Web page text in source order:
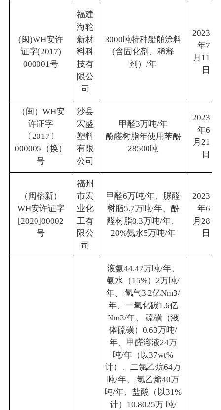
(闽)WH安许
证字(2017)
000001号
福建
海轮
新材
料科
技有
限公
司
3000吨特种船舶涂料
(含固化剂、稀释
剂）/年
2023
年7
月11
日
（闽）WH安
许证字
〔2017〕
000005（换）
号
沙县
宏盛
塑料
有限
公司
甲醛3万吨/年
酚醛树脂年使用苯酚
28500吨
2023
年6
月21
日
（闽榕新）
WH安许证字
[2020]00002
号
福州
市宏
业化
工有
限公
司
甲醛6万吨/年、脲醛
树脂5.7万吨/年、酚
醛树脂0.3万吨/年、
20%氨水5万吨/年
2023
年6
月28
日
液氨44.47万吨/年、
氨水（15%）2万吨/
年、 氢气3.2亿Nm3/
年、一氧化碳1.6亿
Nm3/年、 硫磺（液
体硫磺）0.63万吨/
年、甲醛溶液24万
吨/年（以37wt%
计）、二氯乙烷64万
吨/年、 氯乙烯40万
吨/年、盐酸（以31%
计）10.8025万 吨/